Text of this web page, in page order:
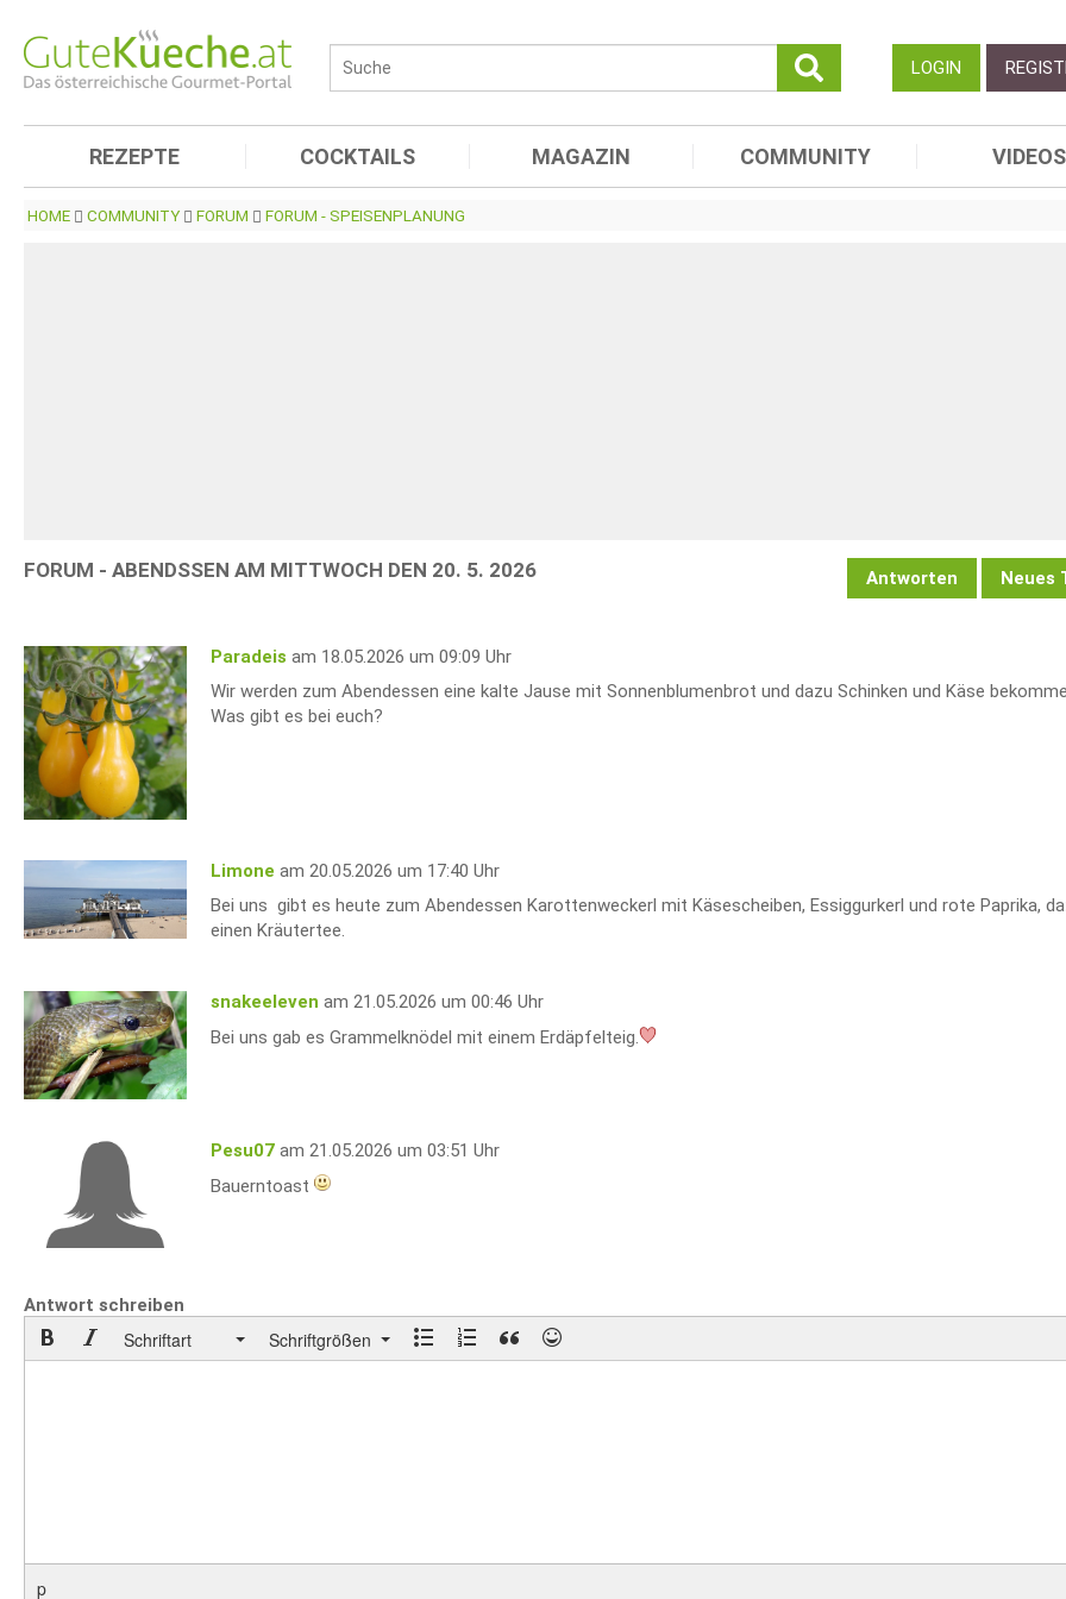
LOGIN
REZEPTE COCKTAILS MAGAZIN COMMUNITY VIDEOS
HOME COMMUNITY FORUM FORUM - SPEISENPLANUNG
FORUM - ABENDSSEN AM MITTWOCH DEN 20. 5. 2026 Antworten Neues
Paradeis am 18.05.2026 um 09:09 Uhr
Wir werden zum Abendessen eine kalte Jause mit Sonnenblumenbrot und dazu Schinken und Käse
Was gibt es bei euch?
Limone am 20.05.2026 um 17:40 Uhr
Bei uns gibt es heute zum Abendessen Karottenweckerl mit Käsescheiben, Essiggurkerl und rote Paprika,
einen Kräutertee.
snakeeleven am 21.05.2026 um 00:46 Uhr
Bei uns gab es Grammelknödel mit einem Erdäpfelteig.
Pesu07 am 21.05.2026 um 03:51 Uhr
Bauerntoast
Antwort schreiben
Schriftart Schriftgrößen
p